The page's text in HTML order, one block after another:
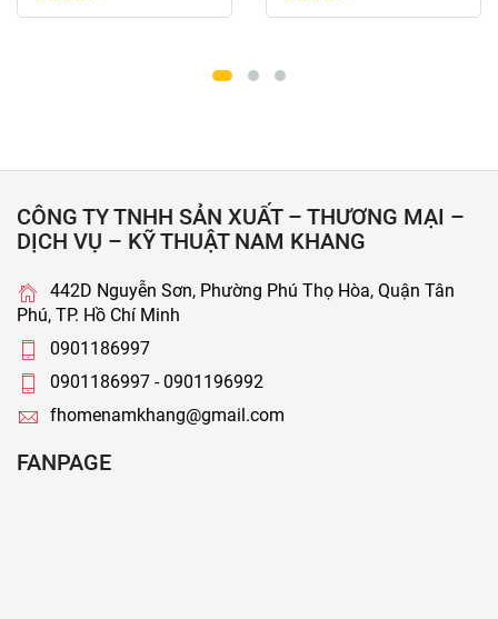
CÔNG TY TNHH SẢN XUẤT – THƯƠNG MẠI –
DỊCH VỤ – KỸ THUẬT NAM KHANG
442D Nguyễn Sơn, Phường Phú Thọ Hòa, Quận Tân
Phú, TP. Hồ Chí Minh
0901186997
0901186997 - 0901196992
fhomenamkhang@gmail.com
FANPAGE